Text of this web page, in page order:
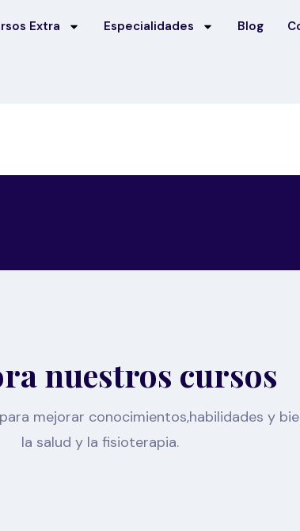
Extra Especialidades Blog
nuestros cursos
mejorar conocimientos,habilidades y
la salud y la fisioterapia.